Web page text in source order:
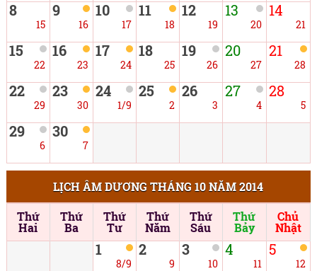
8
15
9
16
10
17
11
18
12
19
13
20
14
21
15
22
16
23
17
24
18
25
19
26
20
27
21
28
22
29
23
30
24
1/9
25
2
26
3
27
4
28
5
29
6
30
7
LỊCH ÂM DƯƠNG THÁNG 10 NĂM 2014
Thứ
Hai
Thứ
Ba
Thứ
Tư
Thứ
Năm
Thứ
Sáu
Thứ
Bảy
Chủ
Nhật
1
8/9
2
9
3
10
4
11
5
12